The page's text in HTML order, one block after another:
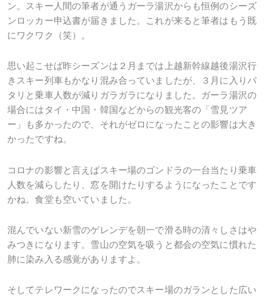
ン。スキー人間の筆者が通うガーラ湯沢からも恒例のシーズ
ンロッカー申込書が届きました。これが来ると筆者はもう既
にワクワク（笑）。
思い起こせば昨シーズンは２月までは上越新幹線越後湯沢行
きスキー列車もかなり混み合っていましたが、３月に入りパ
タリと乗車人数が減りガラガラになりました。ガーラ湯沢の
場合にはタイ・中国・韓国などからの観光客の「雪見ツア
ー」も多かったので、それがゼロになったことの影響は大き
かったですね。
コロナの影響と言えばスキー場のゴンドラの一台当たり乗車
人数を減らしたり、窓を開けたりするようになったことです
かね。食堂も空いていました。
混んでいない新雪のゲレンデを朝一で滑る時の清々しさはや
みつきになります。雪山の空気を吸うと都会の空気に慣れた
肺に染み入る感覚がありますよ。
そしてテレワークになったのでスキー場のガランとした広い